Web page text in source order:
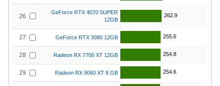
26
GeForce RTX 4070 SUPER
12GB
262.9
27 GeForce RTX 3080 12GB 255.6
28 Radeon RX 7700 XT 12GB 254.8
29 Radeon RX 9060 XT 8 GB 254.6